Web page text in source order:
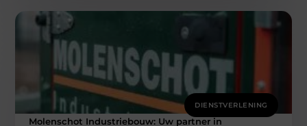
DIENSTVERLENING
Molenschot Industriebouw: Uw partner in